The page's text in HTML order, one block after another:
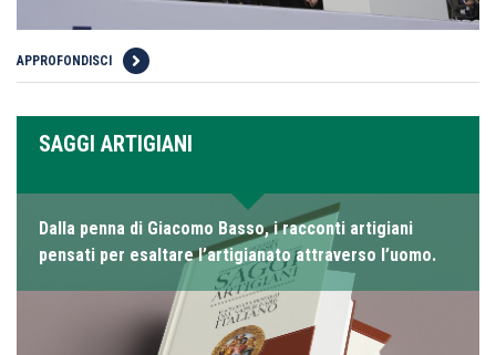
APPROFONDISCI
SAGGI ARTIGIANI
Dalla penna di Giacomo Basso, i racconti artigiani
pensati per esaltare l’artigianato attraverso l’uomo.